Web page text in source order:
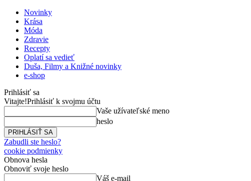
Novinky
Krása
Móda
Zdravie
Recepty
Oplatí sa vedieť
Duša, Filmy a Knižné novinky
e-shop
Prihlásiť sa
Vitajte!Prihlásiť k svojmu účtu
Vaše užívateľské meno
heslo
Zabudli ste heslo?
cookie podmienky
Obnova hesla
Obnoviť svoje heslo
Váš e-mail